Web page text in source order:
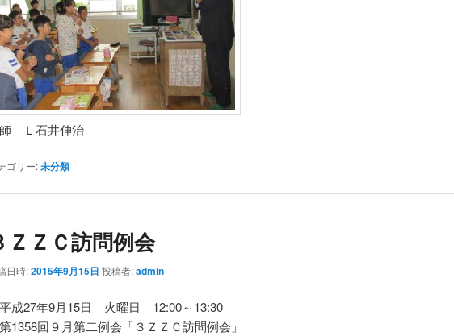
Ｌ石井伸治
ゴリー:未分類
ＺＺＣ訪問例会
日時:2015年9月15日 投稿者:admin
成27年9月15日 火曜日 12:00～13:30
1358回９月第二例会「３ＺＺＣ訪問例会」